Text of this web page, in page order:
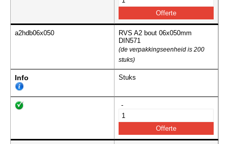
a2hdb06x050
RVS A2 bout 06x050mm
DIN571
(de verpakkingseenheid is 200
stuks)
Info Stuks
-